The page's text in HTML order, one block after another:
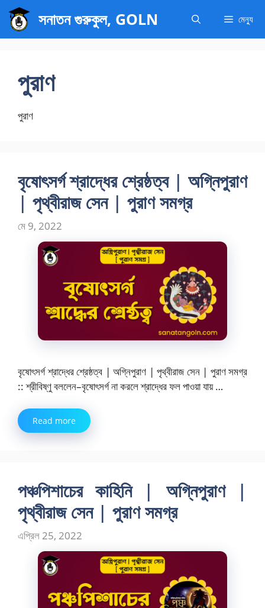
এড়িেয়
লেখায়
যান
সনাতন গুরুকুল, GOLN মেন্যু
পুরাণ
পুরাণ
বৃষোৎসর্গ শ্রাদ্ধের শ্রেষ্ঠত্ব | অগ্নিপুরাণ
| পৃথ্বীরাজ সেন | পুরাণ সমগ্র
মে 9, 2022
বৃষোৎসর্গ শ্রাদ্ধের শ্রেষ্ঠত্ব | অগ্নিপুরাণ | পৃথ্বীরাজ সেন | পুরাণ সমগ্র
:: শ্রীবিষ্ণু বললেন–বৃষোৎসর্গ না করলে শ্রাদ্ধের ফল পাওয়া যায় …
Read more
পঞ্চপিশাচের কাহিনি | অগ্নিপুরাণ |
পৃথ্বীরাজ সেন | পুরাণ সমগ্র
এপ্রিল 25, 2022